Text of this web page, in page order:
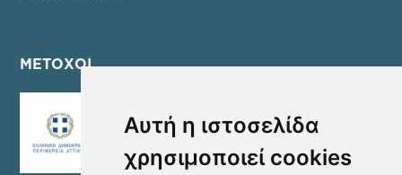
Αυτή η ιστοσελίδα
χρησιμοποιεί cookies
ΜΕΤΟΧΟΙ